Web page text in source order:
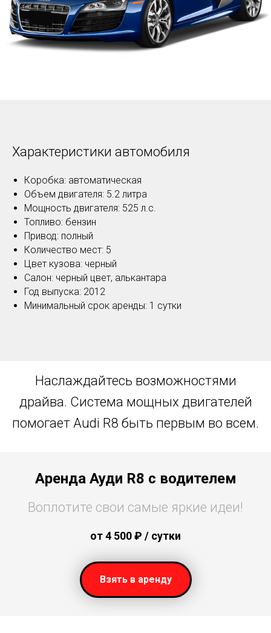
Характеристики автомобиля
Коробка: автоматическая
Объем двигателя: 5.2 литра
Мощность двигателя: 525 л.с.
Топливо: бензин
Привод: полный
Количество мест: 5
Цвет кузова: черный
Салон: черный цвет, алькантара
Год выпуска: 2012
Минимальный срок аренды: 1 сутки
Наслаждайтесь возможностями
драйва. Система мощных двигателей
помогает Audi R8 быть первым во всем.
Аренда Ауди R8 с водителем
Воплотите свои самые яркие идеи!
от 4 500₽ / сутки
Взять в аренду